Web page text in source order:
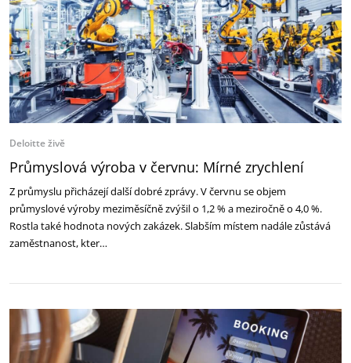
Deloitte živě
Průmyslová výroba v červnu: Mírné zrychlení
Z průmyslu přicházejí další dobré zprávy. V červnu se objem
průmyslové výroby meziměsíčně zvýšil o 1,2 % a meziročně o 4,0 %.
Rostla také hodnota nových zakázek. Slabším místem nadále zůstává
zaměstnanost, kter…